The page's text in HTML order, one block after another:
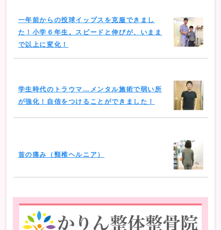
一年前からの投球イップスを克服できまし
た！小学６年生。スピードと伸びが、いまま
で以上に変化！
学生時代のトラウマ…メンタル施術で弱い所
が強化！自信をつけることができました！
首の痛み（頸椎ヘルニア）